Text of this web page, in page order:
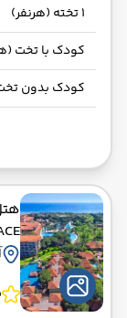
1 تخته (هرنفر)
کودک با تخت
کودک بدون
5